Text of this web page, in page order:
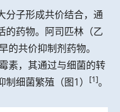
分子形成共价结合，通
的药物。阿司匹林（乙
的共价抑制剂药物。
素，其通过与细菌的转
细菌繁殖（图1）
[1]。